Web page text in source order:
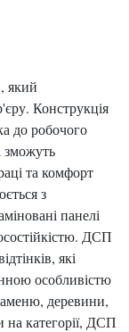
який
Конструкція
до робочого
зможуть
та комфорт
з
панелі
ДСП
які
особливістю
деревини,
категорії, ДСП